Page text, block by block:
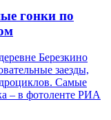
гонки по
Березкино
заезды,
Самые
– в фотоленте РИА